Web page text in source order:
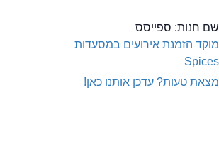
שם חנות: ספייסס
מוקד הזמנת אירועים במסעדות
Spices
מצאת טעות? עדכן אותנו כאן!